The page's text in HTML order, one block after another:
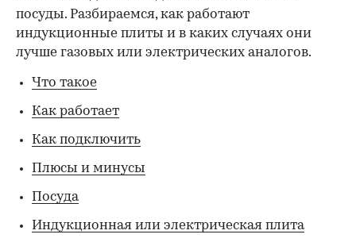
посуды. Разбираемся, как работают
индукционные плиты и в каких случаях они
лучше газовых или электрических аналогов.
Что такое
Как работает
Как подключить
Плюсы и минусы
Посуда
Индукционная или электрическая плита